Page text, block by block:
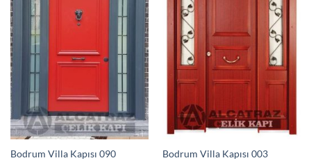
Bodrum Villa Kapısı 090 Bodrum Villa Kapısı 003